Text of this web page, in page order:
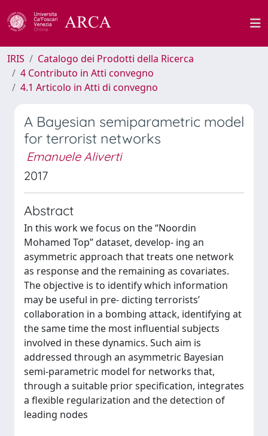
IRIS
Catalogo dei Prodotti della Ricerca
4 Contributo in Atti convegno
4.1 Articolo in Atti di convegno
A Bayesian semiparametric model
for terrorist networks
Emanuele Aliverti
2017
Abstract
In this work we focus on the “Noordin
Mohamed Top” dataset, develop- ing an
asymmetric approach that treats one network
as response and the remaining as covariates.
The objective is to identify which information
may be useful in pre- dicting terrorists’
collaboration in a bombing attack, identifying at
the same time the most influential subjects
involved in these dynamics. Such aim is
addressed through an asymmetric Bayesian
semi-parametric model for networks that,
through a suitable prior specification, integrates
a flexible regularization and the detection of
leading nodes